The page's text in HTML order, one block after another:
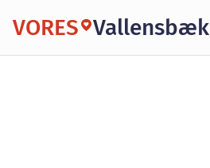
VORES Vallensbæk